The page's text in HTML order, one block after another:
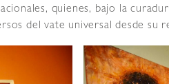
quienes, bajo la
del vate universal desde su